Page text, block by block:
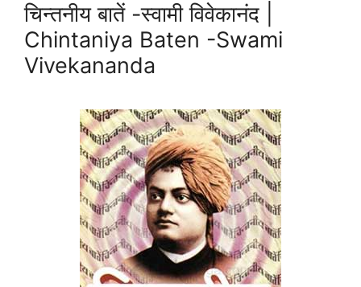
चिन्तनीय बातें -स्वामी विवेकानंद |
Chintaniya Baten -Swami
Vivekananda